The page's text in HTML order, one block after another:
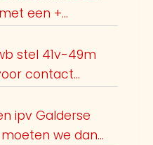
een +...
stel 41v-49m
contact...
ipv Galderse
we dan...